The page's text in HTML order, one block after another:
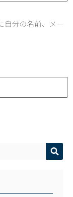
自分の名前、メー